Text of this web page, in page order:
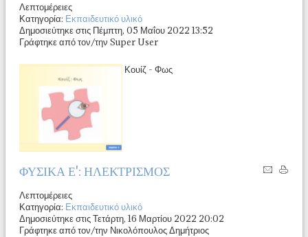
Λεπτομέρειες
Κατηγορία: Εκπαιδευτικό υλικό
Δημοσιεύτηκε στις Πέμπτη, 05 Μαΐου 2022 13:52
Γράφτηκε από τον/την Super User
Κουίζ - Φως
ΦΥΣΙΚΑ Ε': ΗΛΕΚΤΡΙΣΜΟΣ
Λεπτομέρειες
Κατηγορία: Εκπαιδευτικό υλικό
Δημοσιεύτηκε στις Τετάρτη, 16 Μαρτίου 2022 20:02
Γράφτηκε από τον/την Νικολόπουλος Δημήτριος